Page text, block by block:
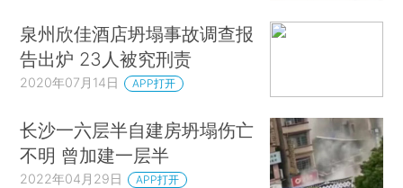
泉州欣佳酒店坍塌事故调查报
告出炉 23人被究刑责
2020年07月14日 APP打开
长沙一六层半自建房坍塌伤亡
不明 曾加建一层半
2022年04月29日 APP打开